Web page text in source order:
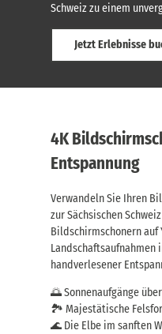
Schweiz zu einem
Jetzt Erlebnisse
4K
Entspannung
Verwandeln Sie Ihren
zur Sächsischen
Bildschirmschonern auf
handverlesener
🌅 Sonnenaufgänge
🏞️ Majestätische
🌊 Die Elbe im sanften